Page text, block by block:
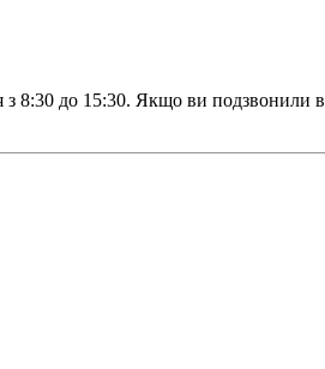
з 8:30 до 15:30. Якщо ви подзвонили